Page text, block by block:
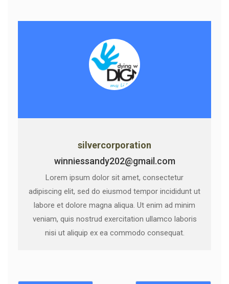
silvercorporation
winniessandy202@gmail.com
Lorem ipsum dolor sit amet, consectetur
adipiscing elit, sed do eiusmod tempor incididunt ut
labore et dolore magna aliqua. Ut enim ad minim
veniam, quis nostrud exercitation ullamco laboris
nisi ut aliquip ex ea commodo consequat.